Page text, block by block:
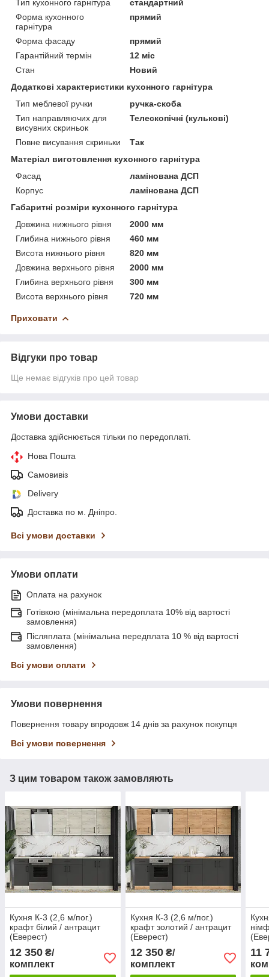
Тип кухонного гарнітура
стандартний
Форма кухонного
гарнітура
прямий
Форма фасаду
прямий
Гарантійний термін
12 міс
Стан
Новий
Додаткові характеристики кухонного гарнітура
Тип меблевої ручки
ручка-скоба
Тип направляючих для
висувних скриньок
Телескопічні (кулькові)
Повне висування скриньки
Так
Матеріал виготовлення кухонного гарнітура
Фасад
ламінована ДСП
Корпус
ламінована ДСП
Габаритні розміри кухонного гарнітура
Довжина нижнього рівня
2000 мм
Глибина нижнього рівня
460 мм
Висота нижнього рівня
820 мм
Довжина верхнього рівня
2000 мм
Глибина верхнього рівня
300 мм
Висота верхнього рівня
720 мм
Приховати
Відгуки про товар
Ще немає відгуків про цей товар
Умови доставки
Доставка здійснюється тільки по передоплаті.
Нова Пошта
Самовивіз
Delivery
Доставка по м. Дніпро.
Всі умови доставки
Умови оплати
Оплата на рахунок
Готівкою (мінімальна передоплата 10% від вартості
замовлення)
Післяплата (мінімальна передплата 10 % від вартості
замовлення)
Всі умови оплати
Умови повернення
Повернення товару впродовж 14 днів за рахунок покупця
Всі умови повернення
З цим товаром також замовляють
Кухня К-3 (2,6 м/пог.)
крафт білий / антрацит
(Еверест)
12 350 ₴/
комплект
Кухня К-3 (2,6 м/пог.)
крафт золотий / антрацит
(Еверест)
12 350₴/
комплект
11